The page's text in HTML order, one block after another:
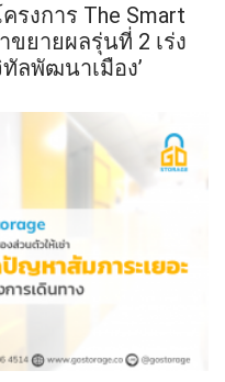
รงการ The Smart
ขยายผลรุ่นที่ 2 เร่ง
ลพัฒนาเมือง’